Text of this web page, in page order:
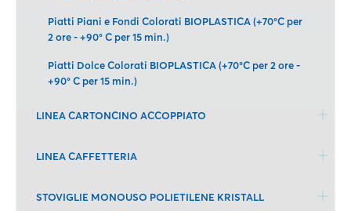
Piatti Piani e Fondi Colorati BIOPLASTICA (+70°C per
2 ore - +90° C per 15 min.)
Piatti Dolce Colorati BIOPLASTICA (+70°C per 2 ore -
+90° C per 15 min.)
LINEA CARTONCINO ACCOPPIATO
LINEA CAFFETTERIA
STOVIGLIE MONOUSO POLIETILENE KRISTALL